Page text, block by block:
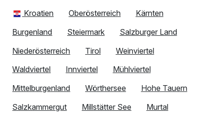
Kroatien
Oberösterreich
Kärnten
Burgenland
Steiermark
Salzburger Land
Niederösterreich
Tirol
Weinviertel
Waldviertel
Innviertel
Mühlviertel
Mittelburgenland
Wörthersee
Hohe Tauern
Salzkammergut
Millstätter See
Murtal